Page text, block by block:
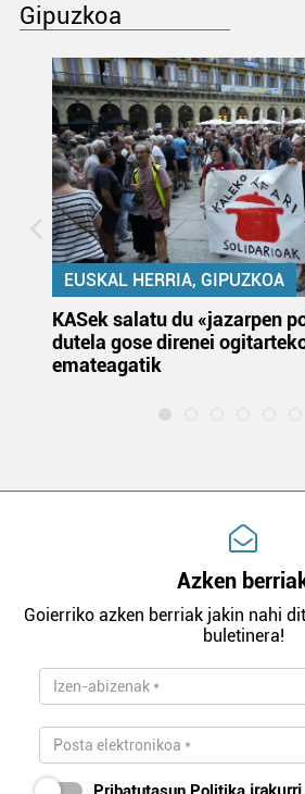
Gipuzkoa
EUSKAL HERRIA, GIPUZKOA
KASek salatu du «jazarpen
dutela gose direnei
emateagatik
Azken
Goierriko azken berriak jakin nahi
buletinera!